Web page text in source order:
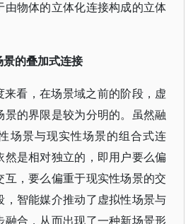
由物体的立体化连接构成的立体
景的叠加式连接
来看，在场景域之前的阶段，虚
景的界限是较为分明的。虽然融
场景与现实性场景的组合式连
然是相对独立的，即用户要么偏
互，要么偏重于现实性场景的交
，智能媒介推动了虚拟性场景与
融合，从而出现了一种新场景形